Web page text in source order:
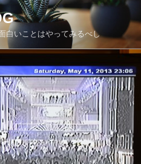
白いことはやってみるべし